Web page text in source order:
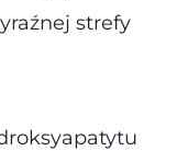
strefy